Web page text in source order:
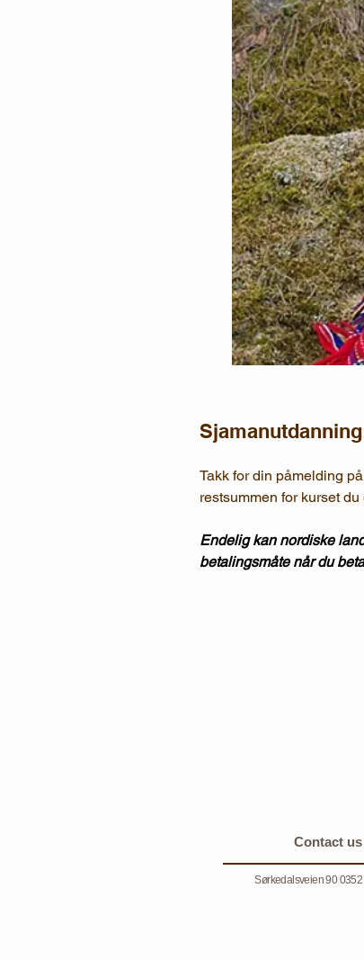
Takk for din påmelding
restsummen for kurset du
Endelig kan nordiske
betalingsmåte når du
Contact us
Sørkedalsveien 90 0352